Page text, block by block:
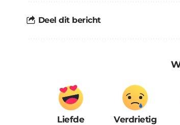
Deel dit bericht
Liefde Verdrietig